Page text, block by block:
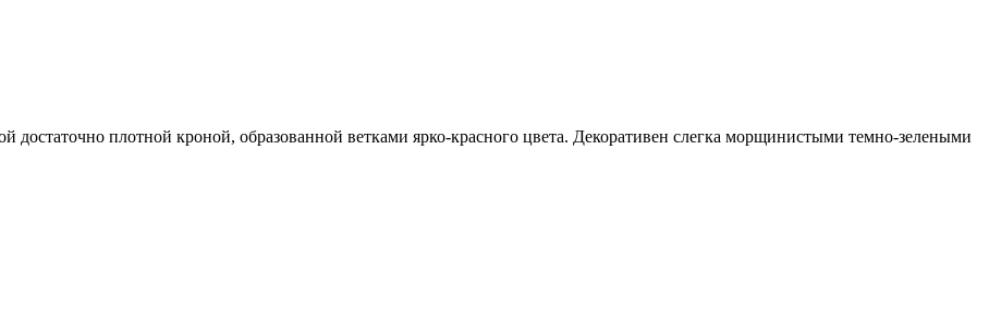
достаточно плотной кроной, образованной ветками ярко-красного цвета. Декоративен слегка морщинистыми темно-зелеными